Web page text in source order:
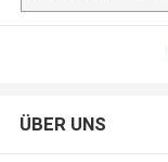
ÜBER UNS